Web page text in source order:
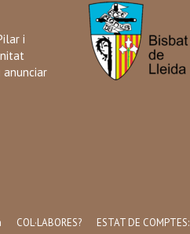
i
COL·LABORES? ESTAT DE COMPTES: